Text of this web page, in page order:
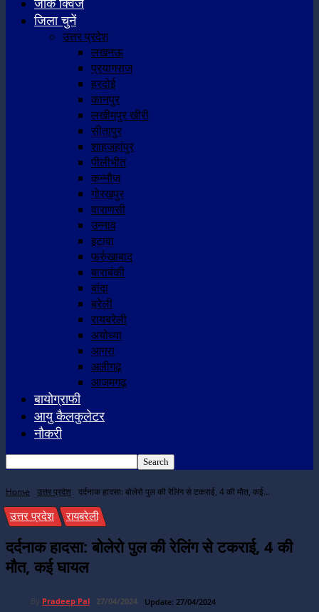
जिला चुनें
उत्तर प्रदेश
लखनऊ
प्रयागराज
हरदोई
कानपुर
लखीमपुर खीरी
सीतापुर
शाहजहांपुर
पीलीभीत
कन्नौज
गोरखपुर
वाराणसी
उन्नाव
इटावा
फर्रुखाबाद
बाराबंकी
बांदा
बरेली
रायबरेली
अयोध्या
आगरा
अलीगढ़
आजमगढ़
बायोग्राफी
आयु कैलकुलेटर
नौकरी
Home उत्तर प्रदेश दर्दनाक हादसा: बोलेरो पुल की रेलिंग से टकराई, 4 की मौत, कई...
उत्तर प्रदेश रायबरेली
दर्दनाक हादसा: बोलेरो पुल की रेलिंग से टकराई, 4 की
मौत, कई घायल
By Pradeep Pal 27/04/2024 Update: 27/04/2024